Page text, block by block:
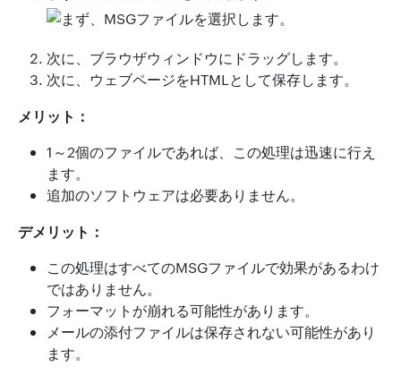
次に、ブラウザウィンドウにドラッグします。
次に、ウェブページをHTMLとして保存します。
メリット：
1～2個のファイルであれば、この処理は迅速に行え
ます。
追加のソフトウェアは必要ありません。
デメリット：
この処理はすべてのMSGファイルで効果があるわけ
ではありません。
フォーマットが崩れる可能性があります。
メールの添付ファイルは保存されない可能性があり
ます。